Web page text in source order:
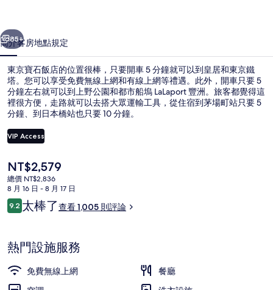
相
片
集
個 下一個
85+
簡介客房地點規定
東京寶石飯店的位置很棒，只要開車 5 分鐘就可以到皇居和東京鐵
塔。您可以享受免費無線上網和有線上網等禮遇。此外，開車只要 5
分鐘左右就可以到上野公園和都市船塢 LaLaport 豐洲。旅客都覺得這
裡很方便，走路就可以去搭大眾運輸工具，從住宿到茅場町站只要 5
分鐘、到日本橋站也只要 10 分鐘。
VIP Access
目
前
的
價
格
NT$2,579
總價 NT$2,836
8 月 16 日 - 8 月 17 日
評
論
9.29.2 分，滿分 10 分，
太棒了查看 1,005 則評論
熱門設施服務
免費無線上網
餐廳